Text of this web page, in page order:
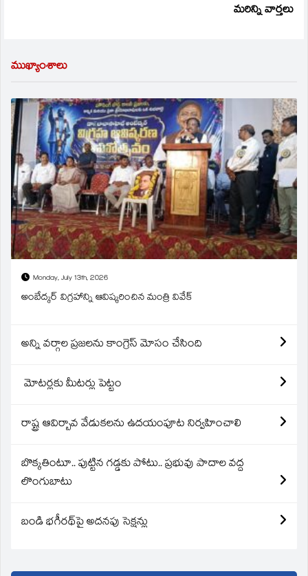
మరిన్ని వార్తలు
ముఖ్యాంశాలు
Monday, July 13th, 2026
అంబేద్కర్ విగ్రహాన్ని ఆవిష్కరించిన మంత్రి వివేక్
అన్ని వర్గాల ప్రజలను కాంగ్రెస్ మోసం చేసింది
మోటర్లకు మీటర్లు పెట్టం
రాష్ట్ర ఆవిర్బావ వేడుకలను ఉదయంపూట నిర్వహించాలి
బొక్కతింటూ.. పుట్టిన గడ్డకు పోటు.. ప్రభువు పాదాల వద్ద
లొంగుబాటు
బండి భగీరథ్‌పై అదనపు సెక్షన్లు